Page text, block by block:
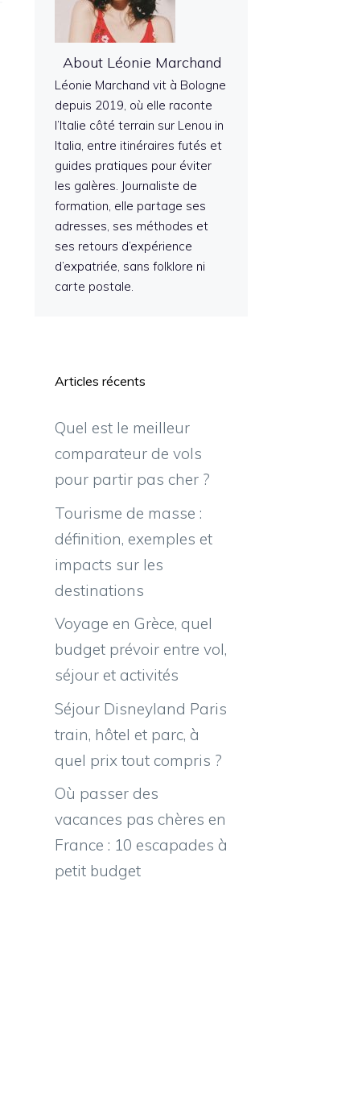
About Léonie Marchand
Léonie Marchand vit à Bologne
depuis 2019, où elle raconte
l’Italie côté terrain sur Lenou in
Italia, entre itinéraires futés et
guides pratiques pour éviter
les galères. Journaliste de
formation, elle partage ses
adresses, ses méthodes et
ses retours d’expérience
d’expatriée, sans folklore ni
carte postale.
Articles récents
Quel est le meilleur
comparateur de vols
pour partir pas cher ?
Tourisme de masse :
définition, exemples et
impacts sur les
destinations
Voyage en Grèce, quel
budget prévoir entre vol,
séjour et activités
Séjour Disneyland Paris
train, hôtel et parc, à
quel prix tout compris ?
Où passer des
vacances pas chères en
France : 10 escapades à
petit budget